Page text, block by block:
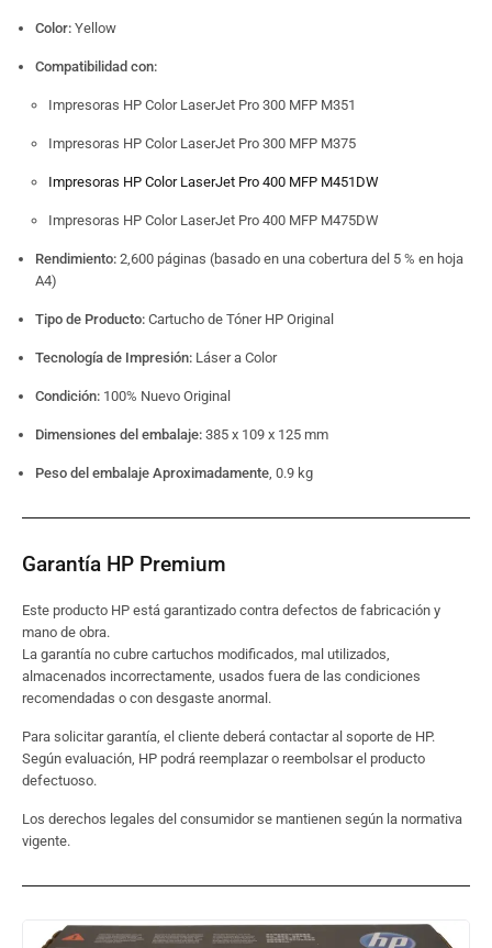
Color: Yellow
Compatibilidad con:
Impresoras HP Color LaserJet Pro 300 MFP M351
Impresoras HP Color LaserJet Pro 300 MFP M375
Impresoras HP Color LaserJet Pro 400 MFP M451DW
Impresoras HP Color LaserJet Pro 400 MFP M475DW
Rendimiento: 2,600 páginas (basado en una cobertura del 5 % en hoja
A4)
Tipo de Producto: Cartucho de Tóner HP Original
Tecnología de Impresión: Láser a Color
Condición: 100% Nuevo Original
Dimensiones del embalaje: 385 x 109 x 125 mm
Peso del embalaje Aproximadamente, 0.9 kg
Garantía HP Premium
Este producto HP está garantizado contra defectos de fabricación y
mano de obra.
La garantía no cubre cartuchos modificados, mal utilizados,
almacenados incorrectamente, usados fuera de las condiciones
recomendadas o con desgaste anormal.
Para solicitar garantía, el cliente deberá contactar al soporte de HP.
Según evaluación, HP podrá reemplazar o reembolsar el producto
defectuoso.
Los derechos legales del consumidor se mantienen según la normativa
vigente.